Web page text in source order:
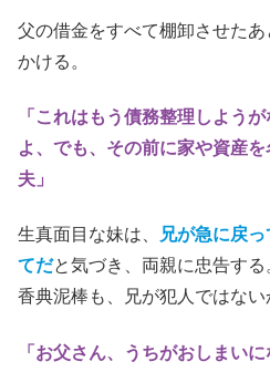
父の借金をすべて棚卸させた
かける。
「これはもう債務整理しよう
よ、でも、その前に家や資産
夫」
生真面目な妹は、
兄が急に戻
てだと気づき、両親に忠告す
香典泥棒も、兄が犯人ではない
「お父さん、うちがおしまい